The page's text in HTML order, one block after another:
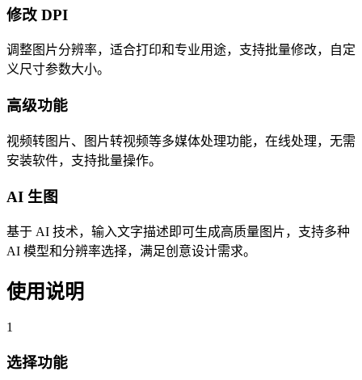
修改 DPI
调整图片分辨率，适合打印和专业用途，支持批量修改，自定
义尺寸参数大小。
高级功能
视频转图片、图片转视频等多媒体处理功能，在线处理，无需
安装软件，支持批量操作。
AI 生图
基于 AI 技术，输入文字描述即可生成高质量图片，支持多种
AI 模型和分辨率选择，满足创意设计需求。
使用说明
1
选择功能